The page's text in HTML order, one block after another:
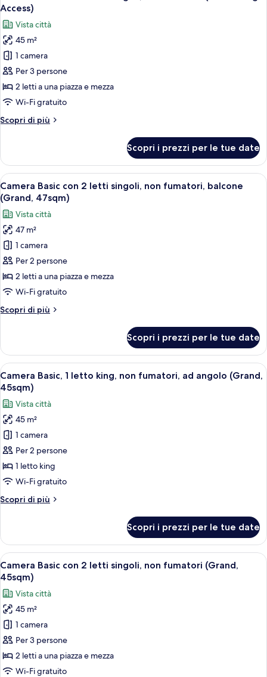
Lounge
Access)
king,
fumatori,
ad
angolo
(with
Lounge
tutte
le
foto
per
Camera
Basic
con
2
singoli,
(with
Lounge
Access)
Access)
Vista città
45 m²
1 camera
Per 3 persone
2 letti a una piazza e mezza
Wi-Fi gratuito
Scopri di più
Altri
Basic
con
2
letti
singoli,
non
fumatori
(with
Lounge
Access)
Scopri i prezzi per le tue date
Apri
tutte
le
foto
per
Camera
Basic
con
2
singoli,
balcone
(Grand,
47sqm)
Una camera d'albergo con un
13
Camera Basic con 2 letti singoli, non fumatori, balcone
(Grand, 47sqm)
Vista città
47 m²
1 camera
Per 2 persone
2 letti a una piazza e mezza
Wi-Fi gratuito
Scopri di più
Altri
Basic
con
2
letti
singoli,
non
fumatori,
balcone
(Grand,
47sqm)
Scopri i prezzi per le tue date
Apri
tutte
le
foto
per
Camera
Basic,
1
letto
non
angolo
(Grand,
45sqm)
Camera d'albergo con un grande
13
Camera Basic, 1 letto king, non fumatori, ad angolo (Grand,
45sqm)
Vista città
45 m²
1 camera
Per 2 persone
1 letto king
Wi-Fi gratuito
Scopri di più
Altri
Basic,
letto
king,
fumatori,
ad
angolo
(Grand,
45sqm)
Scopri i prezzi per le tue date
Apri
tutte
le
foto
per
Camera
Basic
con
2
Camera d'albergo con due letti, un
13
Camera Basic con 2 letti singoli, non fumatori (Grand,
45sqm)
Vista città
45 m²
1 camera
Per 3 persone
2 letti a una piazza e mezza
Wi-Fi gratuito